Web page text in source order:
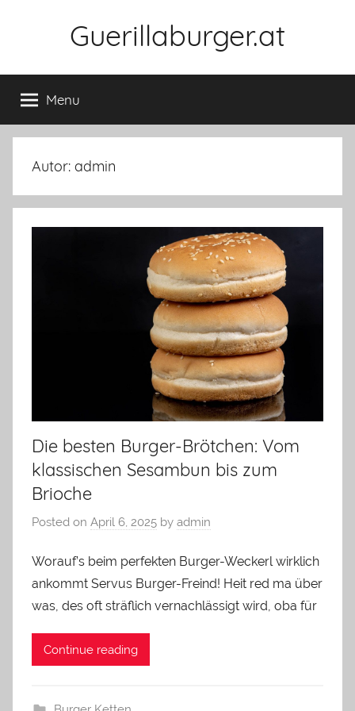
Guerillaburger.at
Menu
Autor: admin
Die besten Burger-Brötchen: Vom
klassischen Sesambun bis zum
Brioche
Posted on April 6, 2025 by admin
Worauf’s beim perfekten Burger-Weckerl wirklich
ankommt Servus Burger-Freind! Heit red ma über
was, des oft sträflich vernachlässigt wird, oba für
Continue reading